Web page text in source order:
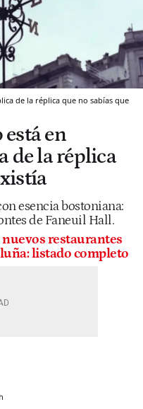
de la réplica que no sabías que
está en
de la réplica
esencia bostoniana:
de Faneuil Hall.
nuevos restaurantes
listado completo